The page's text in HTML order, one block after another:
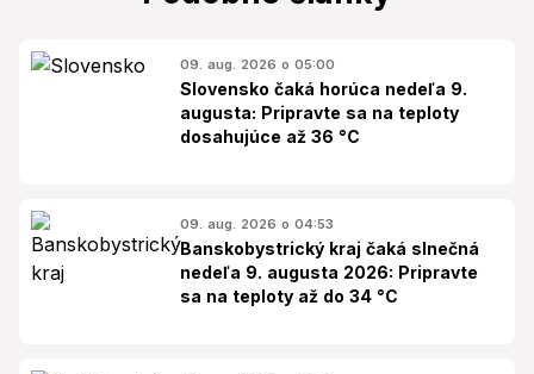
09. aug. 2026 o 05:00
Slovensko čaká horúca nedeľa 9.
augusta: Pripravte sa na teploty
dosahujúce až 36 °C
09. aug. 2026 o 04:53
Banskobystrický kraj čaká slnečná
nedeľa 9. augusta 2026: Pripravte
sa na teploty až do 34 °C